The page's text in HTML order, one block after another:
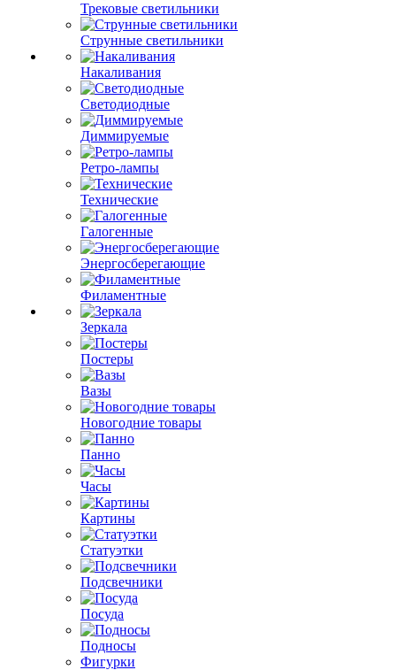
Трековые светильники
Струнные светильники
Накаливания
Светодиодные
Диммируемые
Ретро-лампы
Технические
Галогенные
Энергосберегающие
Филаментные
Зеркала
Постеры
Вазы
Новогодние товары
Панно
Часы
Картины
Статуэтки
Подсвечники
Посуда
Подносы
Фигурки